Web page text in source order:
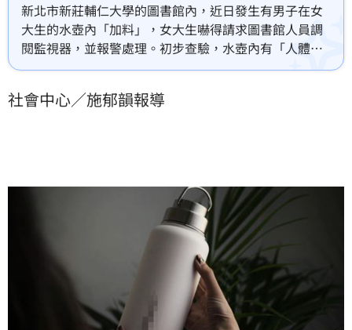
新北市新莊輔仁大學的圖書館內，近日發生有男子在女
大生的水壺內「加料」，女大生嚇得請求圖書館人員調
閱監視器，並報警處理。初步查驗，水壺內有「人體體
液」，男子身分曝光，他是透過換證的方式進入圖書館
社會中心／施郁韻報導